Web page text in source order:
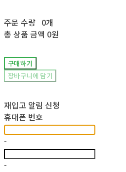
주문 수량 0개
총 상품 금액 0원
구매하기
장바구니에 담기
재입고 알림 신청
휴대폰 번호
-
-